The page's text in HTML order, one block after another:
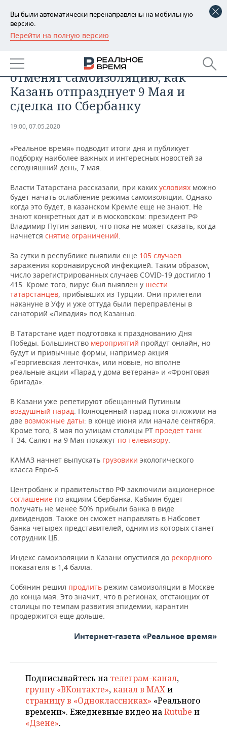
Вы были автоматически перенаправлены на мобильную
версию.
Перейти на полную версию
РЕГИОНЫ
БАШКОРТОСТАН
ТАТАРСТАН
УДМУРТИЯ
НОВОСТИ
АНАЛИТИКА
НОВОСТИ АНАЛИТИКИ
ДЕКЛАРАЦИИ О ДОХОДАХ
КОРОЛИ ГОСЗАКАЗА ПФО
КОМУ ПРИНАДЛЕЖАТ
ТОРГОВЫЕ ЦЕНТРЫ
ТАТАРСТАНА
ЭКОНОМИКА
НОВОСТИ ЭКОНОМИКИ
ФИНАНСЫ
БЮДЖЕТ
ИНВЕСТИЦИИ
ПРОМЫШЛЕННОСТЬ
НОВОСТИ
ПРОМЫШЛЕННОСТИ
АГРОПРОМ
МАШИНОСТРОЕНИЕ
НЕФТЕХИМИЯ
НЕФТЬ
ОПК
ЭНЕРГЕТИКА
НЕДВИЖИМОСТЬ
НОВОСТИ АВТО
БИЗНЕС
НОВОСТИ БИЗНЕСА
ТРАНСПОРТ
УСЛУГИ
ТЕХНОЛОГИИ
IT
МЕДИА
ТЕЛЕКОММУНИКАЦИИ
НОВОСТИ МЕРОПРИЯТИЙ
ВЫЕЗДНАЯ РЕДАКЦИЯ
БИЗНЕС-БРАНЧИ
ONLINE-КОНФЕРЕНЦИИ
ОТКРЫТАЯ ЛЕКЦИЯ
СПОРТ
НОВОСТИ СПОРТА
ФУТБОЛ
ХОККЕЙ
БАСКЕТБОЛ
ВОЛЕЙБОЛ
КИБЕРСПОРТ
ФИГУРНОЕ КАТАНИЕ
ВОДНЫЕ ВИДЫ СПОРТА
ОБЩЕСТВО
НОВОСТИ ОБЩЕСТВА
ВЛАСТЬ
ИНФРАСТРУКТУРА
ИСТОРИЯ
КУЛЬТУРА
МЕДИЦИНА
ОБРАЗОВАНИЕ
ФОТОГАЛЕРЕЯ
СЮЖЕТЫ
СПРАВОЧНИК
СПИСОК ПЕРСОН
СПИСОК КОМПАНИЙ
ПОЛНАЯ ВЕРСИЯ
Итоги дня: когда в Татарстане
отменят самоизоляцию, как
Казань отпразднует 9 Мая и
сделка по Сбербанку
19:00, 07.05.2020
«Реальное время» подводит итоги дня и публикует
подборку наиболее важных и интересных новостей за
сегодняшний день, 7 мая.
Власти Татарстана рассказали, при каких условиях можно
будет начать ослабление режима самоизоляции. Однако
когда это будет, в казанском Кремле еще не знают. Не
знают конкретных дат и в московском: президент РФ
Владимир Путин заявил, что пока не может сказать, когда
начнется снятие ограничений.
За сутки в республике выявили еще 105 случаев
заражения коронавирусной инфекцией. Таким образом,
число зарегистрированных случаев COVID-19 достигло 1
415. Кроме того, вирус был выявлен у шести
татарстанцев, прибывших из Турции. Они прилетели
накануне в Уфу и уже оттуда были переправлены в
санаторий «Ливадия» под Казанью.
В Татарстане идет подготовка к празднованию Дня
Победы. Большинство мероприятий пройдут онлайн, но
будут и привычные формы, например акция
«Георгиевская ленточка», или новые, но вполне
реальные акции «Парад у дома ветерана» и «Фронтовая
бригада».
В Казани уже репетируют обещанный Путиным
воздушный парад. Полноценный парад пока отложили на
две возможные даты: в конце июня или начале сентября.
Кроме того, 8 мая по улицам столицы РТ проедет танк
Т-34. Салют на 9 Мая покажут по телевизору.
КАМАЗ начнет выпускать грузовики экологического
класса Евро-6.
Центробанк и правительство РФ заключили акционерное
соглашение по акциям Сбербанка. Кабмин будет
получать не менее 50% прибыли банка в виде
дивидендов. Также он сможет направлять в Набсовет
банка четырех представителей, одним из которых станет
сотрудник ЦБ.
Индекс самоизоляции в Казани опустился до рекордного
показателя в 1,4 балла.
Собянин решил продлить режим самоизоляции в Москве
до конца мая. Это значит, что в регионах, отстающих от
столицы по темпам развития эпидемии, карантин
продержится еще дольше.
Интернет-газета «Реальное время»
Подписывайтесь на телеграм-канал,
группу «ВКонтакте»,канал в MAXи
страницу в «Одноклассниках» «Реального
времени». Ежедневные видео наRutube и
«Дзене».